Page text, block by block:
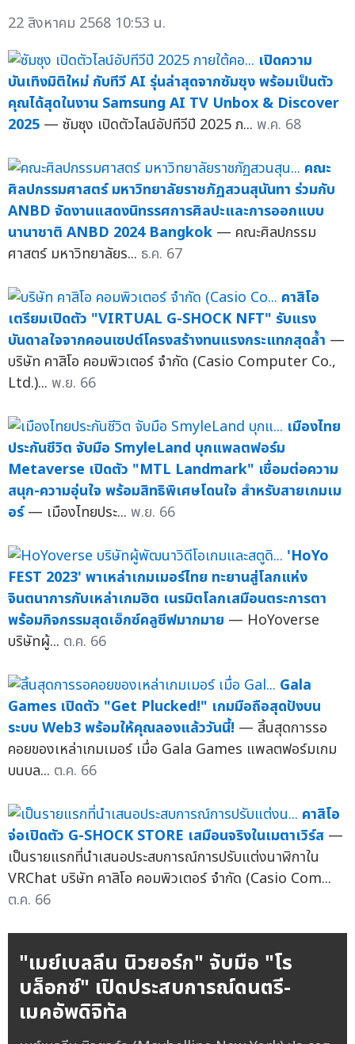
22 สิงหาคม 2568 10:53 น.
เปิดความ
บันเทิงมิติใหม่ กับทีวี AI รุ่นล่าสุดจากซัมซุง พร้อมเป็นตัว
คุณได้สุดในงาน Samsung AI TV Unbox & Discover
2025 — ซัมซุง เปิดตัวไลน์อัปทีวีปี 2025 ภ... พ.ค. 68
คณะ
ศิลปกรรมศาสตร์ มหาวิทยาลัยราชภัฏสวนสุนันทา ร่วมกับ
ANBD จัดงานแสดงนิทรรศการศิลปะและการออกแบบ
นานาชาติ ANBD 2024 Bangkok — คณะศิลปกรรม
ศาสตร์ มหาวิทยาลัยร... ธ.ค. 67
คาสิโอ
เตรียมเปิดตัว "VIRTUAL G-SHOCK NFT" รับแรง
บันดาลใจจากคอนเซปต์โครงสร้างทนแรงกระแทกสุดล้ำ —
บริษัท คาสิโอ คอมพิวเตอร์ จำกัด (Casio Computer Co.,
Ltd.)... พ.ย. 66
เมืองไทย
ประกันชีวิต จับมือ SmyleLand บุกแพลตฟอร์ม
Metaverse เปิดตัว "MTL Landmark" เชื่อมต่อความ
สนุก-ความอุ่นใจ พร้อมสิทธิพิเศษโดนใจ สำหรับสายเกมเม
อร์ — เมืองไทยประ... พ.ย. 66
'HoYo
FEST 2023' พาเหล่าเกมเมอร์ไทย ทะยานสู่โลกแห่ง
จินตนาการกับเหล่าเกมฮิต เนรมิตโลกเสมือนตระการตา
พร้อมกิจกรรมสุดเอ็กซ์คลูซีฟมากมาย — HoYoverse
บริษัทผู้... ต.ค. 66
Gala
Games เปิดตัว "Get Plucked!" เกมมือถือสุดปังบน
ระบบ Web3 พร้อมให้คุณลองแล้ววันนี้! — สิ้นสุดการรอ
คอยของเหล่าเกมเมอร์ เมื่อ Gala Games แพลตฟอร์มเกม
บนบล... ต.ค. 66
คาสิโอ
จ่อเปิดตัว G-SHOCK STORE เสมือนจริงในเมตาเวิร์ส —
เป็นรายแรกที่นำเสนอประสบการณ์การปรับแต่งนาฬิกาใน
VRChat บริษัท คาสิโอ คอมพิวเตอร์ จำกัด (Casio Com...
ต.ค. 66
"เมย์เบลลีน นิวยอร์ก" จับมือ "โร
บล็อกซ์" เปิดประสบการณ์ดนตรี-
เมคอัพดิจิทัล